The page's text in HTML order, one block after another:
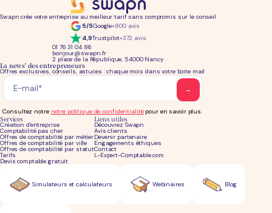
Swapn crée votre entreprise au meilleur tarif sans compromis sur le conseil
5/5Google+800 avis
4,9Trustpilot+372 avis
01 76 31 04 86
bonjour@swapn.fr
2 place de la République, 54000 Nancy
Services
Création d'entreprise
Comptabilité pas cher
Offres de comptabilité par métier
Offres de comptabilité par ville
Offres de comptabilité par statut
Tarifs
Devis comptable gratuit
Liens utiles
Découvrez Swapn
Avis clients
Devenir partenaire
Engagements éthiques
Contact
L-Expert-Comptable.com
La news' des entrepreneurs
Offres exclusives, conseils, astuces : chaque mois dans votre boite mail
Consultez notre notre politique de confidentialitépour en savoir plus.
Simulateurs et calculateurs Blog
Webinaires